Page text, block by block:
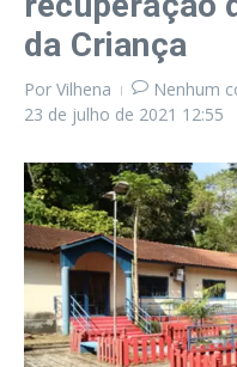
da Criança
Por Vilhena
Nenhum
23 de julho de 2021 12:55